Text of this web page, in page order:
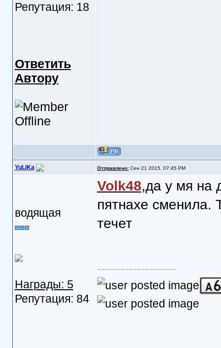
Репутация: 18
Ответить
Автору
YuLiKa Отправлено:Сен 21 2015, 07:45 PM
водящая
Награды: 5
Репутация: 84
Volk48,да у мя на
пятнахе сменила.
течет
--------------------